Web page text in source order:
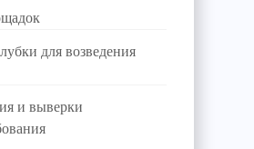
для возведения
и выверки